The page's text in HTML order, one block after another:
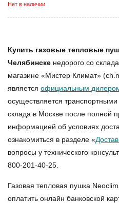
Нет в наличии
Купить газовые тепловые
Челябинске недорого со
магазине «Мистер Климат»
является официальным
осуществляется
склада в Москве после полной
информацией об условиях
ознакомиться в разделе «
вопросы у технического
800-201-40-25.
Газовая тепловая пушка
оплатить онлайн банковской